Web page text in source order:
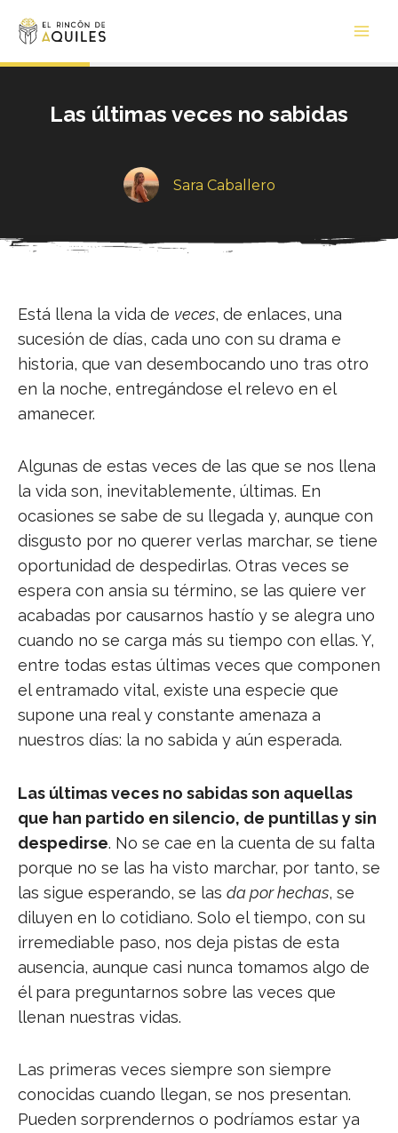
Las últimas veces no sabidas
Sara Caballero
Está llena la vida de veces, de enlaces, una
sucesión de días, cada uno con su drama e
historia, que van desembocando uno tras otro
en la noche, entregándose el relevo en el
amanecer.
Algunas de estas veces de las que se nos llena
la vida son, inevitablemente, últimas. En
ocasiones se sabe de su llegada y, aunque con
disgusto por no querer verlas marchar, se tiene
oportunidad de despedirlas. Otras veces se
espera con ansia su término, se las quiere ver
acabadas por causarnos hastío y se alegra uno
cuando no se carga más su tiempo con ellas. Y,
entre todas estas últimas veces que componen
el entramado vital, existe una especie que
supone una real y constante amenaza a
nuestros días: la no sabida y aún esperada.
Las últimas veces no sabidas son aquellas
que han partido en silencio, de puntillas y sin
despedirse. No se cae en la cuenta de su falta
porque no se las ha visto marchar, por tanto, se
las sigue esperando, se las da por hechas, se
diluyen en lo cotidiano. Solo el tiempo, con su
irremediable paso, nos deja pistas de esta
ausencia, aunque casi nunca tomamos algo de
él para preguntarnos sobre las veces que
llenan nuestras vidas.
Las primeras veces siempre son siempre
conocidas cuando llegan, se nos presentan.
Pueden sorprendernos o podríamos estar ya